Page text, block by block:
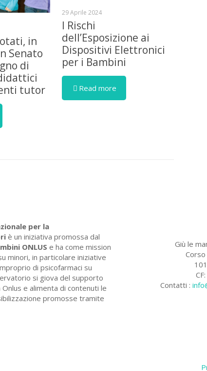
in
Senato
di
tutor
29 Aprile 2024
I Rischi
dell’Esposizione ai
Dispositivi Elettronici
per i Bambini
Read more
per la
è un iniziativa promossa dal
ONLUS e ha come mission
minori, in particolare iniziative
di psicofarmaci su
si giova del supporto
e alimenta di contenuti le
promosse tramite
Giù le
Corso
Contatti :